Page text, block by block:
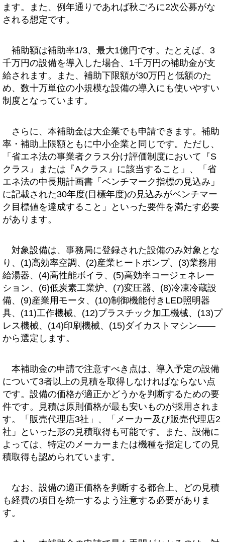
ます。また、例年通りであれば秋ごろに2次公募がな
される想定です。
補助額は補助率1/3、最大1億円です。たとえば、3
千万円の設備を導入した場合、1千万円の補助金が支
給されます。また、補助下限額が30万円と低額のた
め、数十万単位の小規模な設備の導入にも使いやすい
制度となっています。
さらに、本補助金は大企業でも申請できます。補助
率・補助上限額ともに中小企業と同じです。ただし、
「省エネ法の事業者クラス分け評価制度において『S
クラス』または『Aクラス』に該当すること」、「省
エネ法の中長期計画書「ベンチマーク指標の見込み」
に記載された30年度(目標年度)の見込みがベンチマー
ク目標値を達成すること」といった要件を満たす必要
があります。
対象設備は、事務局に登録された設備のみ対象とな
り、(1)高効率空調、(2)産業ヒートポンプ、(3)業務用
給湯器、(4)高性能ボイラ、(5)高効率コージェネレー
ション、(6)低炭素工業炉、(7)変圧器、(8)冷凍冷蔵設
備、(9)産業用モータ、(10)制御機能付きLED照明器
具、(11)工作機械、(12)プラスチック加工機械、(13)プ
レス機械、(14)印刷機械、(15)ダイカストマシン――
から選定します。
本補助金の申請で注意すべき点は、導入予定の設備
について3者以上の見積を取得しなければならない点
です。設備の価格が適正かどうかを判断するための要
件です。見積は原則価格が最も安いものが採用されま
す。「販売代理店3社」、「メーカー及び販売代理店2
社」といった形の見積取得も可能です。また、設備に
よっては、特定のメーカーまたは機種を指定しての見
積取得も認められています。
なお、設備の適正価格を判断する都合上、どの見積
も経費の項目を統一するよう注意する必要がありま
す。